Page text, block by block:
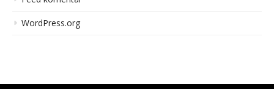
WordPress.org